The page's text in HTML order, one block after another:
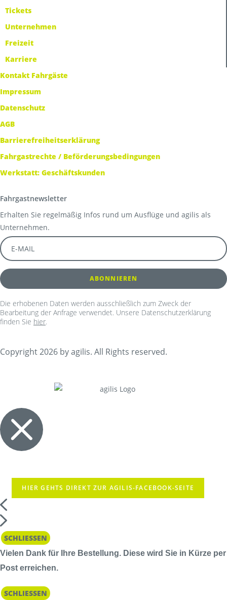
Tickets
Unternehmen
Freizeit
Karriere
Kontakt Fahrgäste
Impressum
Datenschutz
AGB
Barrierefreiheitserklärung
Fahrgastrechte / Beförderungsbedingungen
Werkstatt: Geschäftskunden
Fahrgastnewsletter
Erhalten Sie regelmäßig Infos rund um Ausflüge und agilis als
Unternehmen.
Die erhobenen Daten werden ausschließlich zum Zweck der
Bearbeitung der Anfrage verwendet. Unsere Datenschutzerklärung
finden Sie hier.
Copyright 2026 by agilis. All Rights reserved.
HIER GEHTS DIREKT ZUR AGILIS-FACEBOOK-SEITE
SCHLIESSEN
Vielen Dank für Ihre Bestellung. Diese wird Sie in Kürze per
Post erreichen.
SCHLIESSEN